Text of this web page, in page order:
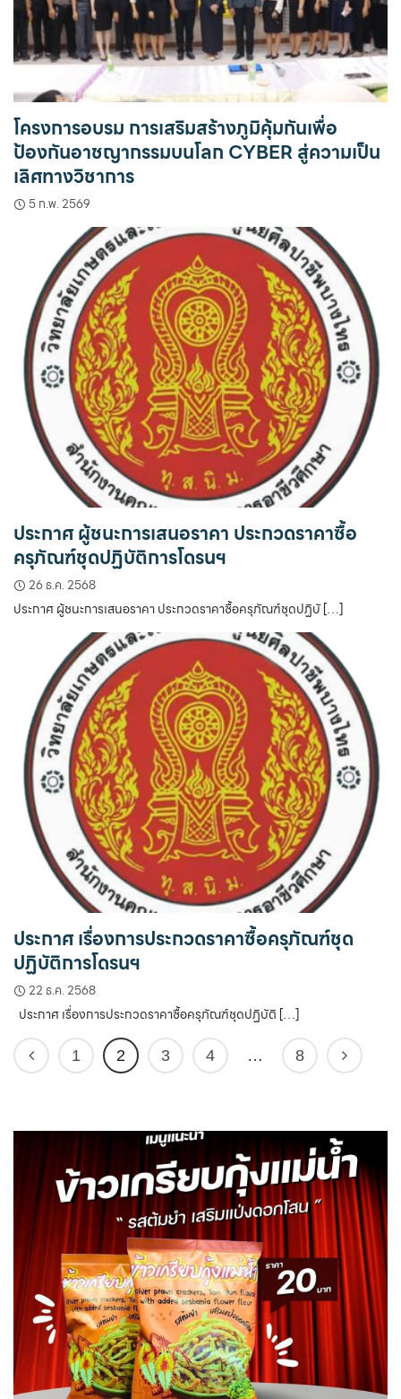
โครงการอบรม การเสริมสร้างภูมิคุ้มกันเพื่อ
ป้องกันอาชญากรรมบนโลก CYBER สู่ความเป็น
เลิศทางวิชาการ
5 ก.พ. 2569
ประกาศ ผู้ชนะการเสนอราคา ประกวดราคาซื้อ
ครุภัณฑ์ชุดปฏิบัติการโดรนฯ
26 ธ.ค. 2568
ประกาศ ผู้ชนะการเสนอราคา ประกวดราคาซื้อครุภัณฑ์ชุดปฏิบั […]
ประกาศ เรื่องการประกวดราคาซื้อครุภัณฑ์ชุด
ปฏิบัติการโดรนฯ
22 ธ.ค. 2568
ประกาศ เรื่องการประกวดราคาซื้อครุภัณฑ์ชุดปฏิบัติ […]
1 2 3 4 … 8